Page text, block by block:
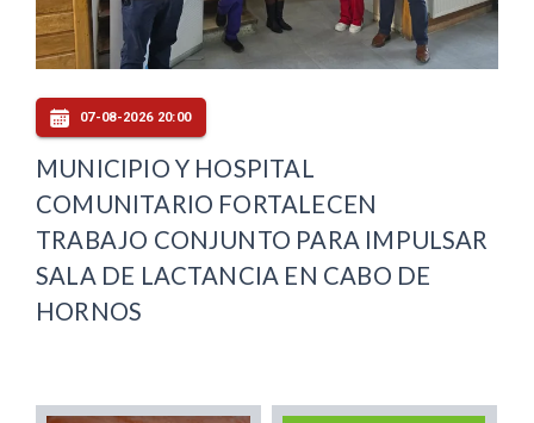
07-08-2026 20:00
MUNICIPIO Y HOSPITAL
COMUNITARIO FORTALECEN
TRABAJO CONJUNTO PARA IMPULSAR
SALA DE LACTANCIA EN CABO DE
HORNOS